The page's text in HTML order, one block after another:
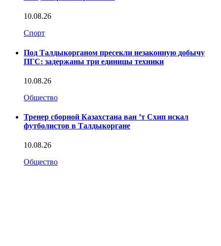
10.08.26
Спорт
Под Талдыкорганом пресекли незаконную добычу
ПГС: задержаны три единицы техники
10.08.26
Общество
Тренер сборной Казахстана ван ’т Схип искал
футболистов в Талдыкоргане
10.08.26
Общество